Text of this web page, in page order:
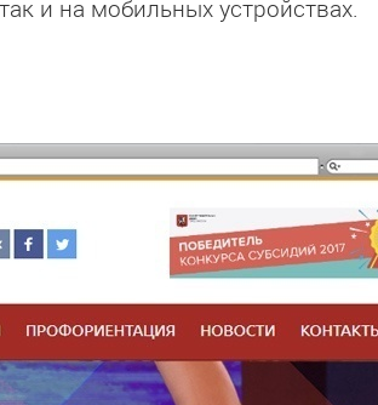
и на мобильных устройствах.